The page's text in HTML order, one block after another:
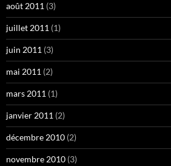
août 2011 (3)
juillet 2011 (1)
juin 2011 (3)
mai 2011 (2)
mars 2011 (1)
janvier 2011 (2)
décembre 2010 (2)
novembre 2010 (3)